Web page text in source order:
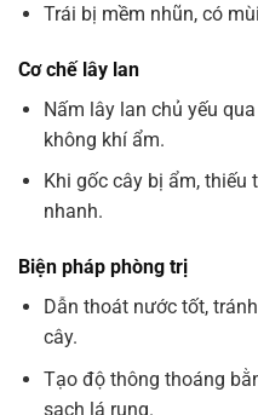
Trái bị mềm nhũn, có
Cơ chế lây lan
Nấm lây lan chủ yếu
không khí ẩm.
Khi gốc cây bị ẩm, thiếu
nhanh.
Biện pháp phòng trị
Dẫn thoát nước tốt,
cây.
Tạo độ thông thoáng
sạch lá rụng.